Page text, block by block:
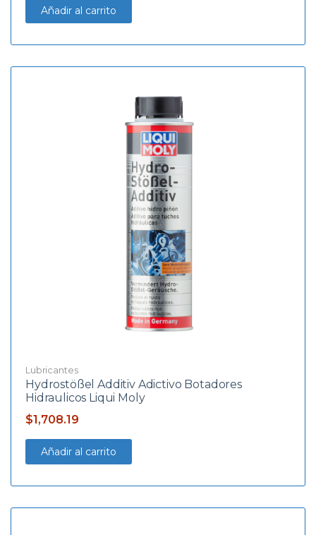
Añadir al carrito
Lubricantes
Hydrostößel Additiv Adictivo Botadores
Hidraulicos Liqui Moly
$1,708.19
Añadir al carrito